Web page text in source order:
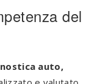
del
auto,